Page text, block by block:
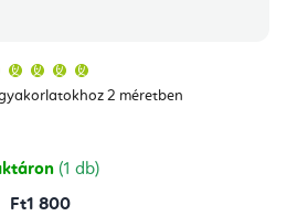
2 méretben
átlagos
értékelése
csillag.
(1 db)
Ft1 800